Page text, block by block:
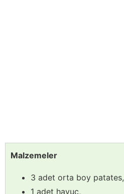
Malzemeler
3 adet orta boy patates,
1 adet havuç,